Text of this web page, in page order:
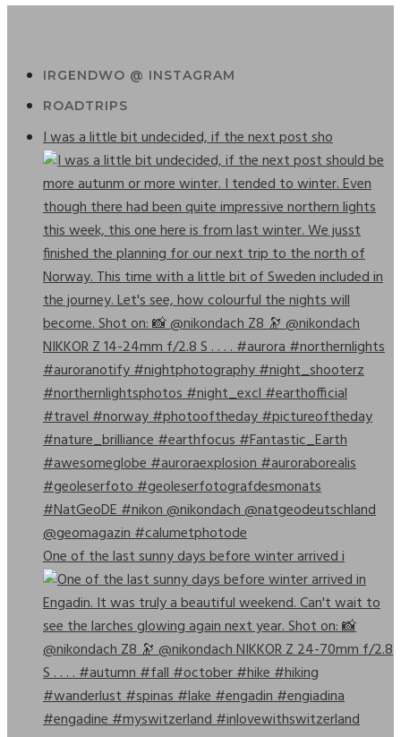
IRGENDWO @ INSTAGRAM
ROADTRIPS
I was a little bit undecided, if the next post sho
One of the last sunny days before winter arrived i